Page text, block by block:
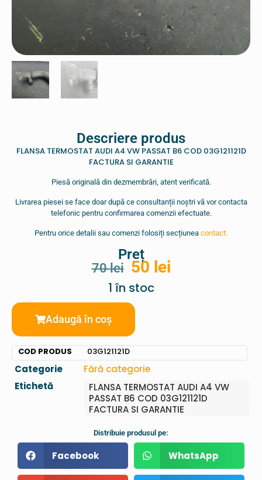
Descriere produs
FLANSA TERMOSTAT AUDI A4 VW PASSAT B6 COD 03G121121D
FACTURA SI GARANTIE
Piesă originală din dezmembrări, atent verificată.
Livrarea piesei se face doar după ce consultanții noștri vă vor contacta
telefonic pentru confirmarea comenzii efectuate.
Pentru orice detalii sau comenzi folosiți secțiunea contact.
Preț
70lei 50 lei
1 în stoc
Adaugă în coș
COD PRODUS 03G121121D
Categorie
Fără categorie
Etichetă
FLANSA TERMOSTAT AUDI A4 VW
PASSAT B6 COD 03G121121D
FACTURA SI GARANTIE
Distribuie produsul pe:
Facebook WhatsApp